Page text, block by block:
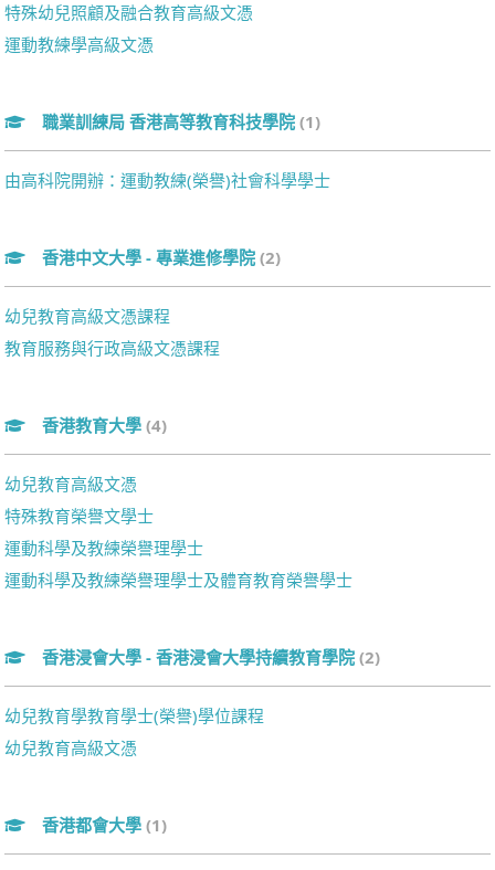
特殊幼兒照顧及融合教育高級文憑
運動教練學高級文憑
職業訓練局 香港高等教育科技學院 (1)
由高科院開辦：運動教練(榮譽)社會科學學士
香港中文大學 - 專業進修學院 (2)
幼兒教育高級文憑課程
教育服務與行政高級文憑課程
香港教育大學 (4)
幼兒教育高級文憑
特殊教育榮譽文學士
運動科學及教練榮譽理學士
運動科學及教練榮譽理學士及體育教育榮譽學士
香港浸會大學 - 香港浸會大學持續教育學院 (2)
幼兒教育學教育學士(榮譽)學位課程
幼兒教育高級文憑
香港都會大學 (1)